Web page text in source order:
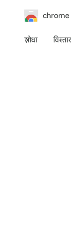
chrome
शोधा विस्तार